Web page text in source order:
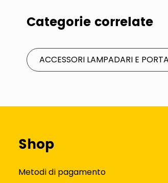
Categorie correlate
ACCESSORI LAMPADARI E
Shop
Metodi di pagamento